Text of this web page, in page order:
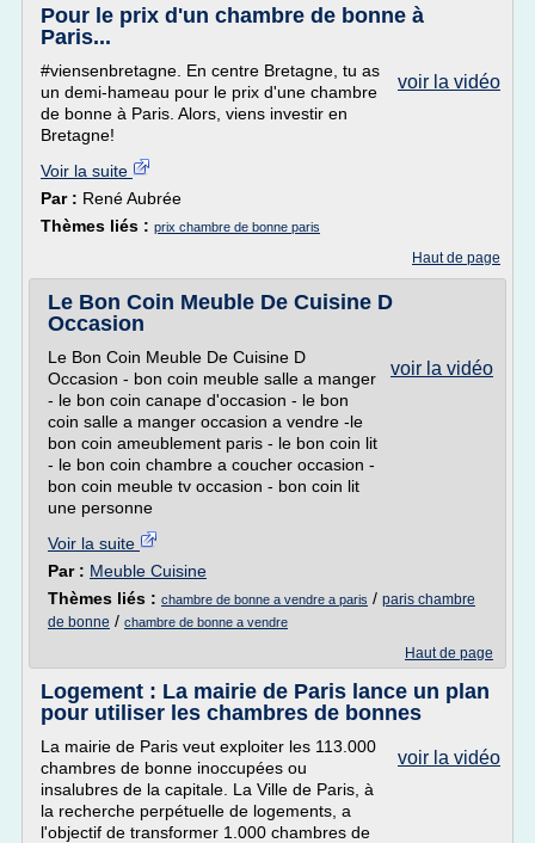
Pour le prix d'un chambre de bonne à
Paris...
voir la vidéo
#viensenbretagne. En centre Bretagne, tu as
un demi-hameau pour le prix d'une chambre
de bonne à Paris. Alors, viens investir en
Bretagne!
Voir la suite
Par : René Aubrée
Thèmes liés : prix chambre de bonne paris
Haut de page
Le Bon Coin Meuble De Cuisine D
Occasion
voir la vidéo
Le Bon Coin Meuble De Cuisine D
Occasion - bon coin meuble salle a manger
- le bon coin canape d'occasion - le bon
coin salle a manger occasion a vendre -le
bon coin ameublement paris - le bon coin lit
- le bon coin chambre a coucher occasion -
bon coin meuble tv occasion - bon coin lit
une personne
Voir la suite
Par : Meuble Cuisine
Thèmes liés : chambre de bonne a vendre a paris / paris chambre
de bonne / chambre de bonne a vendre
Haut de page
Logement : La mairie de Paris lance un plan
pour utiliser les chambres de bonnes
voir la vidéo
La mairie de Paris veut exploiter les 113.000
chambres de bonne inoccupées ou
insalubres de la capitale. La Ville de Paris, à
la recherche perpétuelle de logements, a
l'objectif de transformer 1.000 chambres de